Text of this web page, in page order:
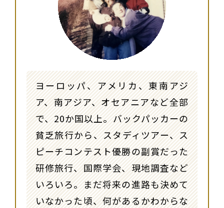
ヨーロッパ、アメリカ、東南アジ
ア、南アジア、オセアニアなど全部
で、20か国以上。バックパッカーの
貧乏旅行から、スタディツアー、ス
ピーチコンテスト優勝の副賞だった
研修旅行、国際学会、現地調査など
いろいろ。まだ将来の進路も決めて
いなかった頃、何があるかわからな